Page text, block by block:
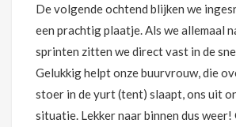
De volgende ochtend blijken we
een prachtig plaatje. Als we allemaal
sprinten zitten we direct vast in de
Gelukkig helpt onze buurvrouw, die
stoer in de yurt (tent) slaapt, ons uit
situatie. Lekker naar binnen dus weer!